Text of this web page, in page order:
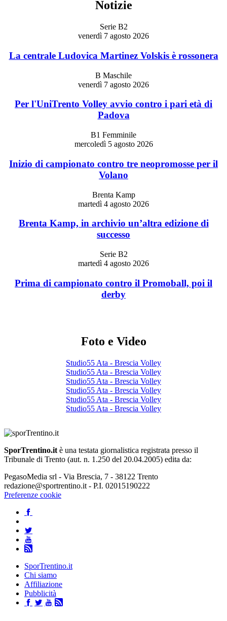
Notizie
Serie B2
venerdì 7 agosto 2026
La centrale Ludovica Martinez Volskis è rossonera
B Maschile
venerdì 7 agosto 2026
Per l'UniTrento Volley avvio contro i pari età di
Padova
B1 Femminile
mercoledì 5 agosto 2026
Inizio di campionato contro tre neopromosse per il
Volano
Brenta Kamp
martedì 4 agosto 2026
Brenta Kamp, in archivio un’altra edizione di
successo
Serie B2
martedì 4 agosto 2026
Prima di campionato contro il Promoball, poi il
derby
Foto e Video
Studio55 Ata - Brescia Volley
Studio55 Ata - Brescia Volley
Studio55 Ata - Brescia Volley
Studio55 Ata - Brescia Volley
Studio55 Ata - Brescia Volley
Studio55 Ata - Brescia Volley
SporTrentino.it è una testata giornalistica registrata presso il
Tribunale di Trento (aut. n. 1.250 del 20.04.2005) edita da:
PegasoMedia srl - Via Brescia, 7 - 38122 Trento
redazione@sportrentino.it - P.I. 02015190222
Preferenze cookie
SporTrentino.it
Chi siamo
Affiliazione
Pubblicità